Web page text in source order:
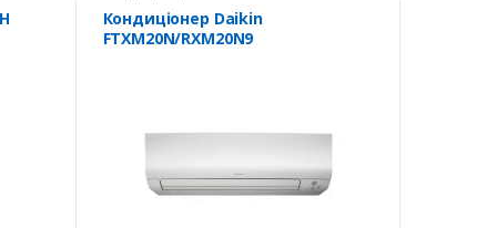
Кондиціонер Daikin
FTXM20N/RXM20N9